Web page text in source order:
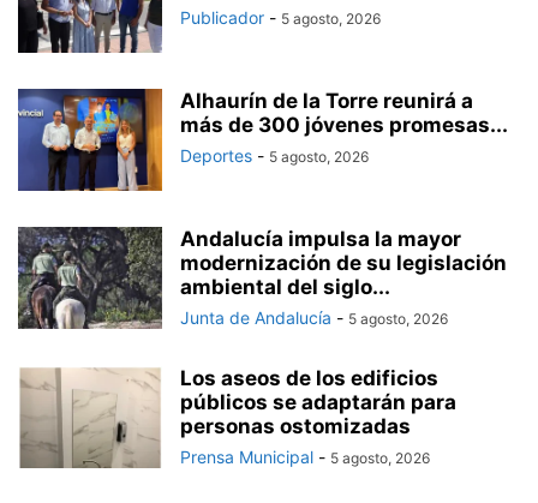
Publicador - 5 agosto, 2026
Alhaurín de la Torre reunirá a
más de 300 jóvenes promesas...
Deportes - 5 agosto, 2026
Andalucía impulsa la mayor
modernización de su legislación
ambiental del siglo...
Junta de Andalucía - 5 agosto, 2026
Los aseos de los edificios
públicos se adaptarán para
personas ostomizadas
Prensa Municipal - 5 agosto, 2026